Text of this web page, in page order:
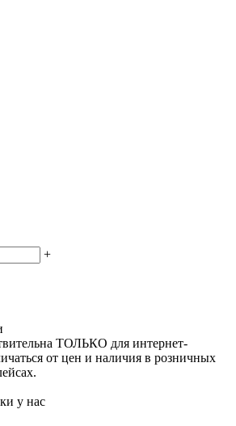
+
ТОЛЬКО для интернет-
от цен и наличия в розничных
у нас